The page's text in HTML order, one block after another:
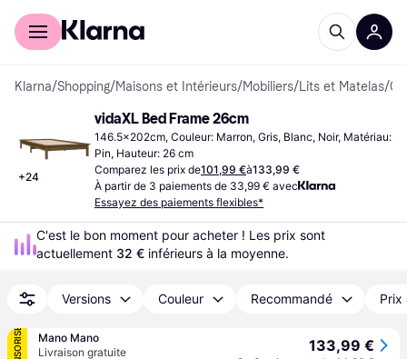
Acheter avec Klarna
Klarna/Shopping/Maisons et Intérieurs/Mobiliers/Lits et Matelas/
+24
vidaXL Bed Frame 26cm
146.5x202cm, Couleur: Marron, Gris, Blanc, Noir, Matériau:
Pin, Hauteur: 26 cm
Comparez les prix de101,99 €à133,99 €
À partir de 3 paiements de 33,99 € avec
Essayez des paiements flexibles*
C'est le bon moment pour acheter ! Les prix sont
actuellement 32 € inférieurs à la moyenne.
Versions Couleur Recommandé Prix
Mano Mano
Livraison gratuite
133,99 €